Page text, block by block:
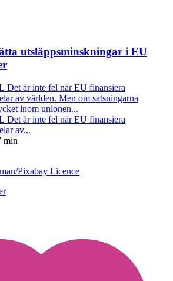
utsläppsminskningar i EU
Det är inte fel när EU finansiera
av världen. Men om satsningarna
inom unionen...
Det är inte fel när EU finansiera
av...
min
Pixabay Licence